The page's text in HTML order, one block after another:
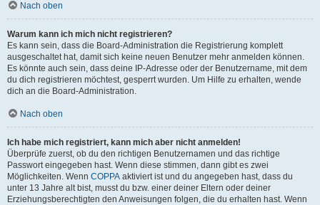
Nach oben
Warum kann ich mich nicht registrieren?
Es kann sein, dass die Board-Administration die Registrierung komplett
ausgeschaltet hat, damit sich keine neuen Benutzer mehr anmelden können.
Es könnte auch sein, dass deine IP-Adresse oder der Benutzername, mit dem
du dich registrieren möchtest, gesperrt wurden. Um Hilfe zu erhalten, wende
dich an die Board-Administration.
Nach oben
Ich habe mich registriert, kann mich aber nicht anmelden!
Überprüfe zuerst, ob du den richtigen Benutzernamen und das richtige
Passwort eingegeben hast. Wenn diese stimmen, dann gibt es zwei
Möglichkeiten. Wenn COPPA aktiviert ist und du angegeben hast, dass du
unter 13 Jahre alt bist, musst du bzw. einer deiner Eltern oder deiner
Erziehungsberechtigten den Anweisungen folgen, die du erhalten hast. Wenn